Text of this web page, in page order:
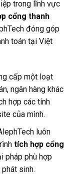
trong lĩnh vực
cổng thanh
đóng góp
toán tại Việt
cấp một loạt
ngân hàng khác
hợp các tính
của mình.
luôn
tích hợp cổng
pháp phù hợp
sinh.